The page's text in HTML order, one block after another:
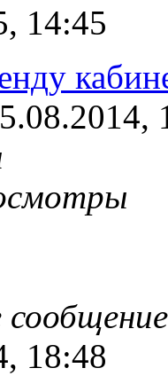
14:45
18:48